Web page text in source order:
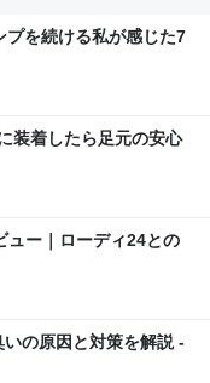
プを続ける私が感じた7
装着したら足元の安心
ュー｜ローディ24との
いの原因と対策を解説 -